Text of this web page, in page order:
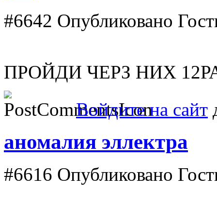
#6642 Опубликовано
ПРОЙДИ ЧЕРЗ НИХ
Войдите на сайт
аномалия эллектра
#6616 Опубликовано